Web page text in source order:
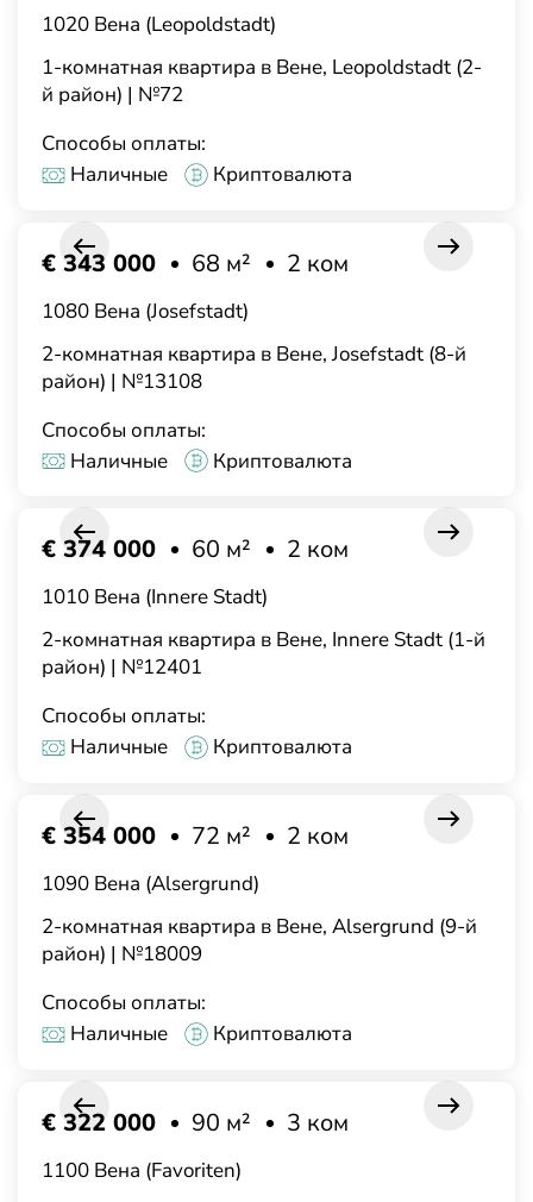
1-комнатная квартира в Вене, Leopoldstadt (2-
й район) | №72
1020 Вена (Leopoldstadt)
Способы оплаты:
Наличные
Криптовалюта
2-комнатная квартира в Вене, Josefstadt (8-й
район) | №13108
€ 343 000 68 м² 2 ком
1080 Вена (Josefstadt)
Способы оплаты:
Наличные
Криптовалюта
2-комнатная квартира в Вене, Innere Stadt (1-й
район) | №12401
€ 374 000 60 м² 2 ком
1010 Вена (Innere Stadt)
Способы оплаты:
Наличные
Криптовалюта
2-комнатная квартира в Вене, Alsergrund (9-й
район) | №18009
€ 354 000 72 м² 2 ком
1090 Вена (Alsergrund)
Способы оплаты:
Наличные
Криптовалюта
€ 322 000 90 м² 3 ком
1100 Вена (Favoriten)